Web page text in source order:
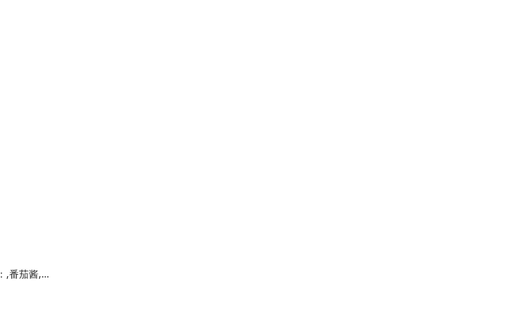
面团材料：,盖欧高筋小面粉,细砂糖,鸡蛋液,水,酵母粉,盐,黄油,馅料：,番茄酱,旺旺火腿肠,沙拉酱,玉米粒,荷兰豆,马苏里拉奶酪